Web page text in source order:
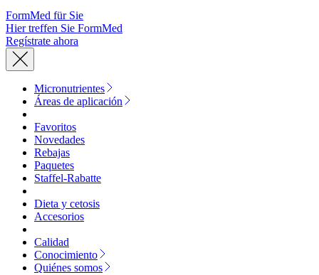
FormMed für Sie
Hier treffen Sie FormMed
Regístrate ahora
Micronutrientes
Áreas de aplicación
Favoritos
Novedades
Rebajas
Paquetes
Staffel-Rabatte
Dieta y cetosis
Accesorios
Calidad
Conocimiento
Quiénes somos